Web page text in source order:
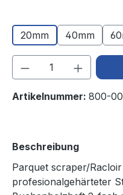
20mm 40mm
Produkt
Artikelnummer: 800-
Beschreibung
Parquet scraper/
profesionalgehärteter